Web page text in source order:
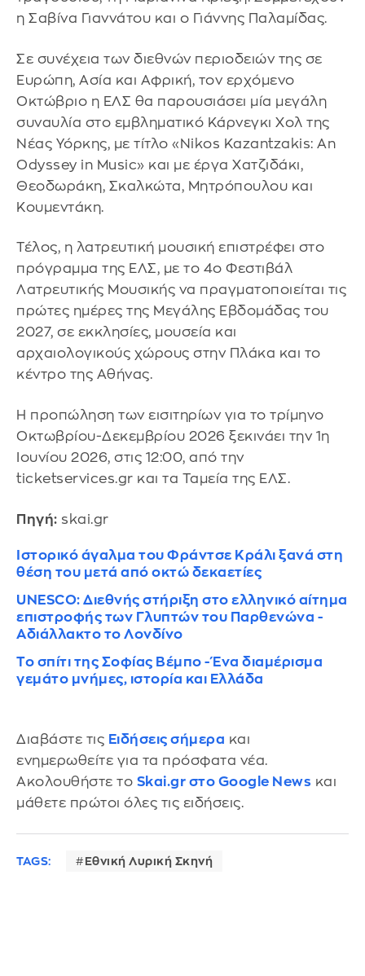
η Σαβίνα Γιαννάτου και ο Γιάννης Παλαμίδας.
Σε συνέχεια των διεθνών περιοδειών της σε
Ευρώπη, Ασία και Αφρική, τον ερχόμενο
Οκτώβριο η ΕΛΣ θα παρουσιάσει μία μεγάλη
συναυλία στο εμβληματικό Κάρνεγκι Χολ της
Νέας Υόρκης, με τίτλο «Nikos Kazantzakis: An
Odyssey in Music» και με έργα Χατζιδάκι,
Θεοδωράκη, Σκαλκώτα, Μητρόπουλου και
Κουμεντάκη.
Τέλος, η λατρευτική μουσική επιστρέφει στο
πρόγραμμα της ΕΛΣ, με το 4ο Φεστιβάλ
Λατρευτικής Μουσικής να πραγματοποιείται τις
πρώτες ημέρες της Μεγάλης Εβδομάδας του
2027, σε εκκλησίες, μουσεία και
αρχαιολογικούς χώρους στην Πλάκα και το
κέντρο της Αθήνας.
Η προπώληση των εισιτηρίων για το τρίμηνο
Οκτωβρίου-Δεκεμβρίου 2026 ξεκινάει την 1η
Ιουνίου 2026, στις 12:00, από την
ticketservices.gr και τα Ταμεία της ΕΛΣ.
Πηγή: skai.gr
Ιστορικό άγαλμα του Φράντσε Κράλι ξανά στη
θέση του μετά από οκτώ δεκαετίες
UNESCO: Διεθνής στήριξη στο ελληνικό αίτημα
επιστροφής των Γλυπτών του Παρθενώνα -
Αδιάλλακτο το Λονδίνο
Το σπίτι της Σοφίας Βέμπο - Ένα διαμέρισμα
γεμάτο μνήμες, ιστορία και Ελλάδα
Διαβάστε τις Ειδήσεις σήμερα και
ενημερωθείτε για τα πρόσφατα νέα.
Ακολουθήστε το Skai.gr στο Google News και
μάθετε πρώτοι όλες τις ειδήσεις.
TAGS: Εθνική Λυρική Σκηνή